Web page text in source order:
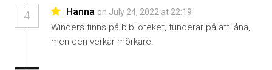
4 Hanna on July 24, 2022 at 22:19
Winders finns på biblioteket, funderar på att låna,
men den verkar mörkare.